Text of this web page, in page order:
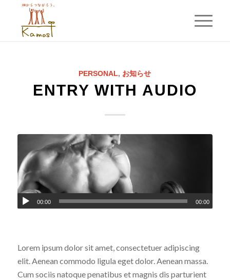
PERSONAL, お知らせ
ENTRY WITH AUDIO
00:00 00:00
Lorem ipsum dolor sit amet, consectetuer adipiscing
elit. Aenean commodo ligula eget dolor. Aenean massa.
Cum sociis natoque penatibus et magnis dis parturient